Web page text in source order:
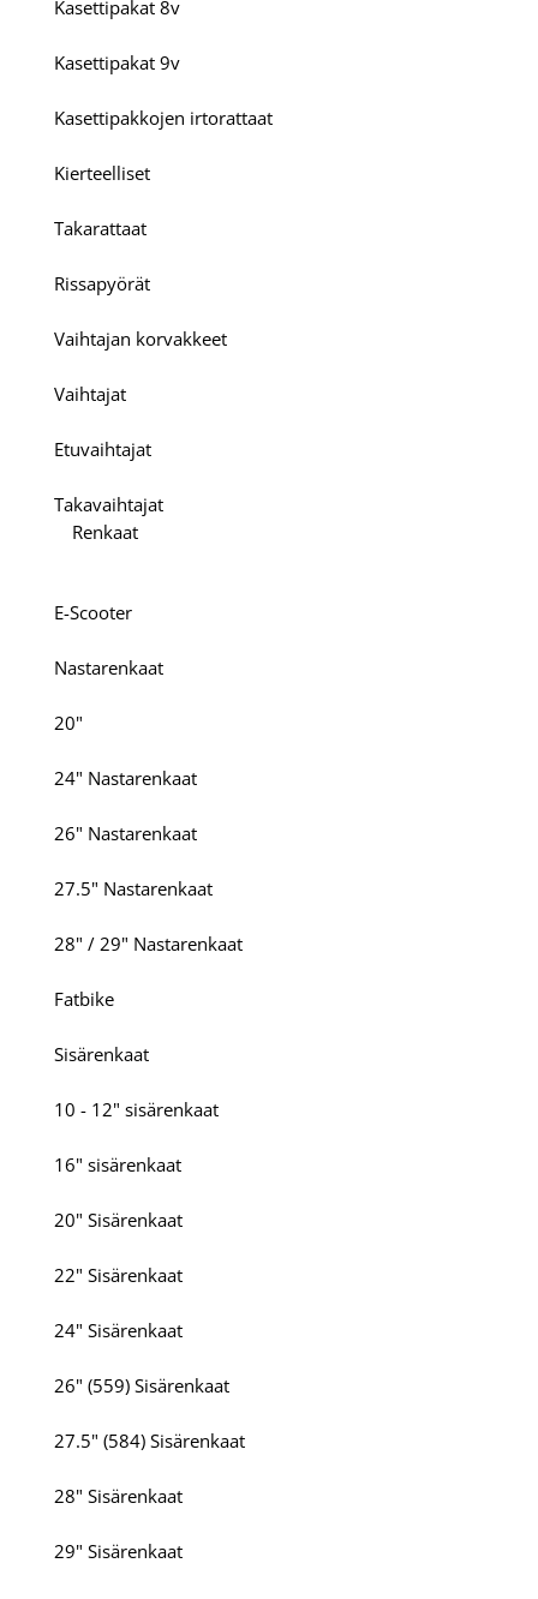
Kasettipakat 8v
Kasettipakat 9v
Kasettipakkojen irtorattaat
Kierteelliset
Takarattaat
Rissapyörät
Vaihtajan korvakkeet
Vaihtajat
Etuvaihtajat
Takavaihtajat
Renkaat
E-Scooter
Nastarenkaat
20"
24" Nastarenkaat
26" Nastarenkaat
27.5" Nastarenkaat
28" / 29" Nastarenkaat
Fatbike
Sisärenkaat
10 - 12" sisärenkaat
16" sisärenkaat
20" Sisärenkaat
22" Sisärenkaat
24" Sisärenkaat
26" (559) Sisärenkaat
27.5" (584) Sisärenkaat
28" Sisärenkaat
29" Sisärenkaat